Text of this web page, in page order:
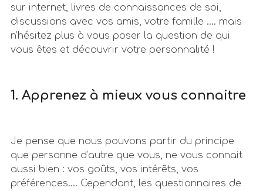
sur internet, livres de connaissances de soi,
discussions avec vos amis, votre famille …. mais
n’hésitez plus à vous poser la question de qui
vous êtes et découvrir votre personnalité !
1. Apprenez à mieux vous connaitre
Je pense que nous pouvons partir du principe
que personne d’autre que vous, ne vous connait
aussi bien : vos goûts, vos intérêts, vos
préférences…. Cependant, les questionnaires de